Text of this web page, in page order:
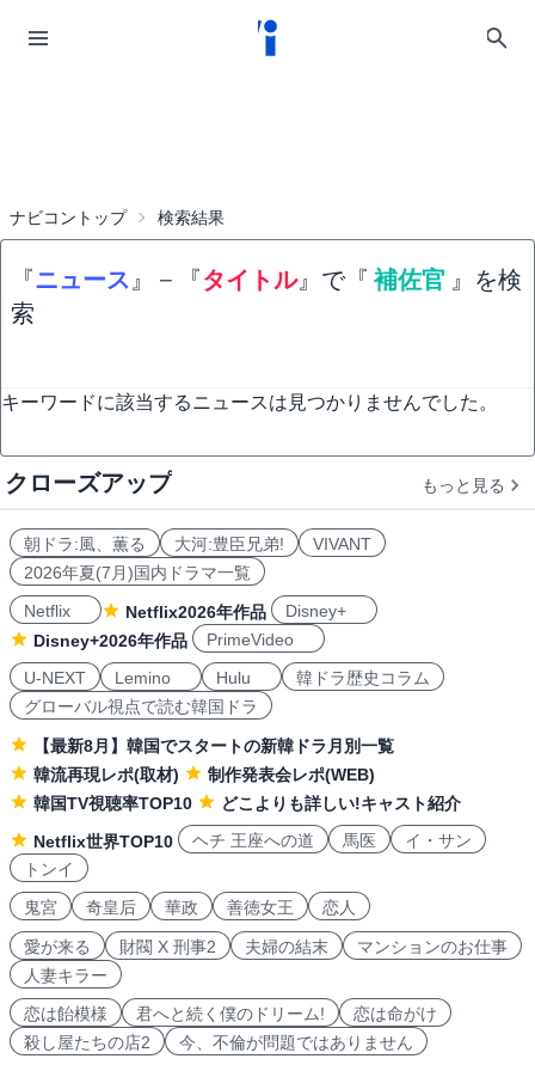
ナビコントップ 検索結果
『ニュース 』 − 『タイトル』で『 補佐官 』を検
索
キーワードに該当するニュースは見つかりませんでした。
クローズアップ もっと見る
朝ドラ:風、薫る 大河:豊臣兄弟!
VIVANT
2026年夏(7月)国内ドラマ一覧
Netflix
Netflix2026年作品
Disney+
Disney+2026年作品
PrimeVideo
U-NEXT
Lemino Hulu
韓ドラ歴史コラム
グローバル視点で読む韓国ドラ
【最新8月】韓国でスタートの新韓ドラ月別一覧
韓流再現レポ(取材)
制作発表会レポ(WEB)
韓国TV視聴率TOP10
どこよりも詳しい!キャスト紹介
Netflix世界TOP10
ヘチ 王座への道 馬医
イ・サン
トンイ
鬼宮
奇皇后 華政 善徳女王 恋人
愛が来る 財閥 X 刑事2 夫婦の結末
マンションのお仕事
人妻キラー
恋は飴模様
君へと続く僕のドリーム!
恋は命がけ
殺し屋たちの店2
今、不倫が問題ではありません